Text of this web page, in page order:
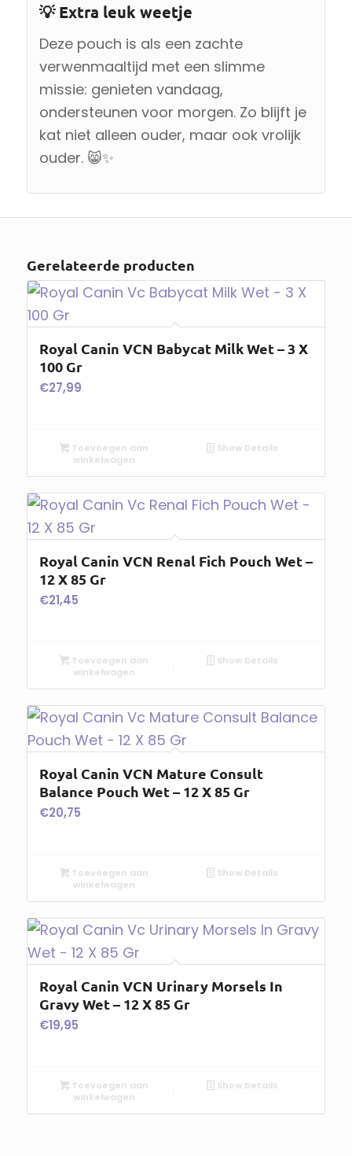
💡 Extra leuk weetje
Deze pouch is als een zachte
verwenmaaltijd met een slimme
missie: genieten vandaag,
ondersteunen voor morgen. Zo blijft je
kat niet alleen ouder, maar ook vrolijk
ouder. 😸✨
Gerelateerde producten
Royal Canin VCN Babycat Milk Wet – 3 X
100 Gr
€27,99
Toevoegen aan
winkelwagen
Show Details
Royal Canin VCN Renal Fich Pouch Wet –
12 X 85 Gr
€21,45
Toevoegen aan
winkelwagen
Show Details
Royal Canin VCN Mature Consult
Balance Pouch Wet – 12 X 85 Gr
€20,75
Toevoegen aan
winkelwagen
Show Details
Royal Canin VCN Urinary Morsels In
Gravy Wet – 12 X 85 Gr
€19,95
Toevoegen aan
winkelwagen
Show Details